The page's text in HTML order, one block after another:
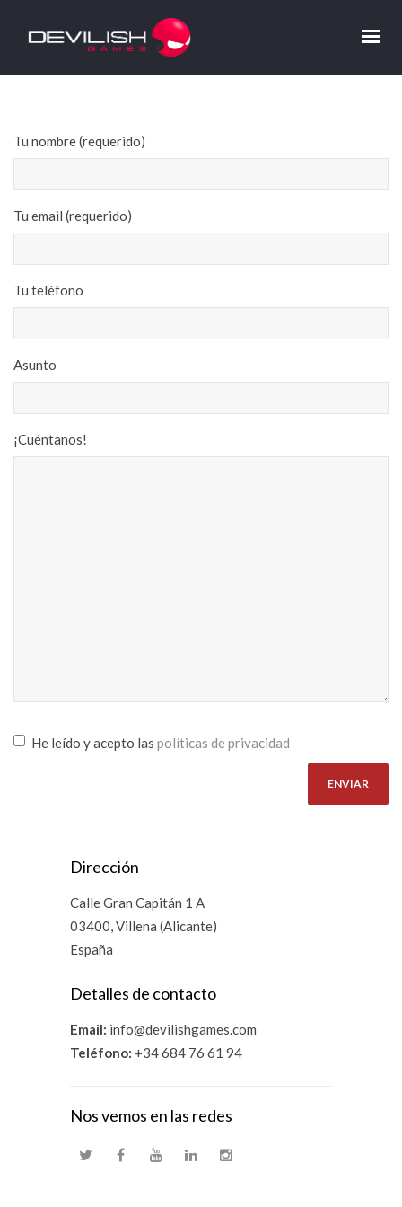
Tu nombre (requerido)
Tu email (requerido)
Tu teléfono
Asunto
¡Cuéntanos!
He leído y acepto las políticas de privacidad
Dirección
Calle Gran Capitán 1 A
03400, Villena (Alicante)
España
Detalles de contacto
Email: info@devilishgames.com
Teléfono: +34 684 76 61 94
Nos vemos en las redes